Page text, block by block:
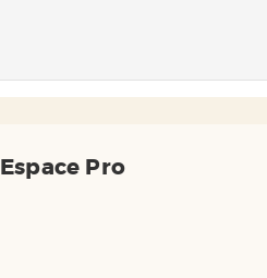
Espace Pro